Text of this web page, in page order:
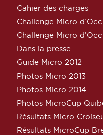
Cahier des charges
Challenge Micro
Challenge Micro
Dans la presse
Guide Micro 2012
Photos Micro 2013
Photos Micro 2014
Photos MicroCup
Résultats Micro
Résultats MicroCup